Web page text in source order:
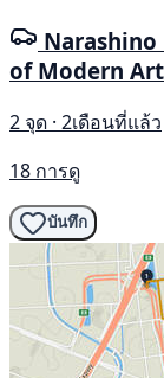
of Modern Art
2 จุด · 2เดือนที่แล้ว
18 การดู
บันทึก